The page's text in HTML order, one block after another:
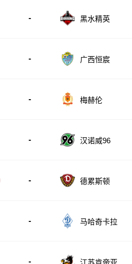
- 黑水精英
- 广西恒宸
- 梅赫伦
- 汉诺威96
- 德累斯顿
- 马哈奇卡拉
- 江苏肯帝亚